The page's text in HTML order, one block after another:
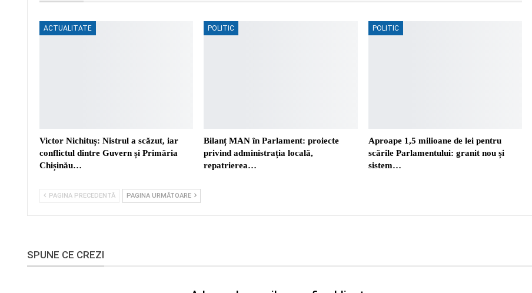
ACTUALITATE
Victor Nichituș: Nistrul a scăzut, iar
conflictul dintre Guvern și Primăria
Chișinău…
POLITIC
Bilanț MAN în Parlament: proiecte
privind administrația locală,
repatrierea…
POLITIC
Aproape 1,5 milioane de lei pentru
scările Parlamentului: granit nou și
sistem…
PAGINA PRECEDENTĂ PAGINA URMĂTOARE
SPUNE CE CREZI